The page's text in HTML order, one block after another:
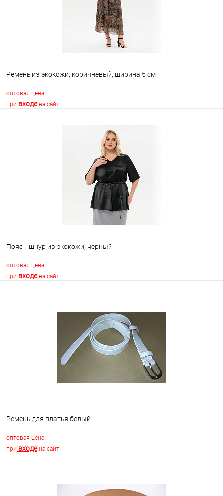
Ремень из экокожи, коричневый, ширина 5 см
оптовая цена
при входена сайт
В корзину
Пояс - шнур из экокожи, черный
оптовая цена
при входена сайт
Недоступно
Ремень для платья белый
оптовая цена
при входена сайт